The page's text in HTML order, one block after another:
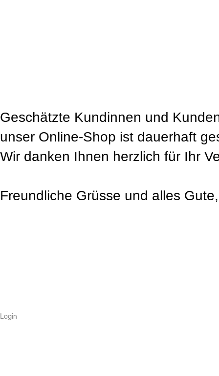
Geschätzte Kundinnen und
unser Online-Shop ist dauerhaft
Wir danken Ihnen herzlich für Ihr
Freundliche Grüsse und alles
Login